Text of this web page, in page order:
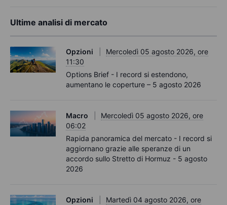
Ultime analisi di mercato
Opzioni
Mercoledì 05 agosto 2026, ore
11:30
Options Brief - I record si estendono,
aumentano le coperture – 5 agosto 2026
Macro
Mercoledì 05 agosto 2026, ore
06:02
Rapida panoramica del mercato - I record si
aggiornano grazie alle speranze di un
accordo sullo Stretto di Hormuz - 5 agosto
2026
Opzioni
Martedì 04 agosto 2026, ore